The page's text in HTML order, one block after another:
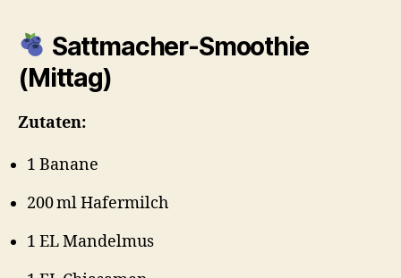
Sattmacher-Smoothie
(Mittag)
Zutaten:
1 Banane
200 ml Hafermilch
1 EL Mandelmus